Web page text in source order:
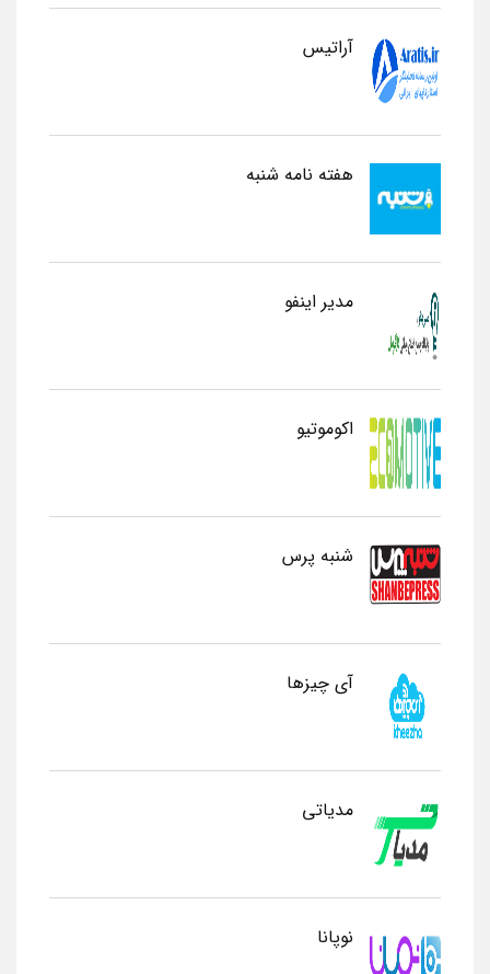
آراتیس
هفته نامه شنبه
مدیر اینفو
اکوموتیو
شنبه پرس
آی چیزها
مدیاتی
نوپانا